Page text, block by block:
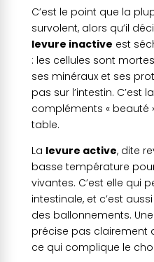
C’est le point que la
survolent, alors qu’il
levure inactive est
: les cellules sont
ses minéraux et ses
pas sur l’intestin. C’est
compléments « beauté
table.
La levure active, dite
basse température
vivantes. C’est elle qui
intestinale, et c’est
des ballonnements.
précise pas clairement
ce qui complique le